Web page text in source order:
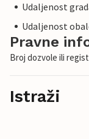
Udaljenost
Udaljenost
Pravne
Broj dozvole ili
Istraži